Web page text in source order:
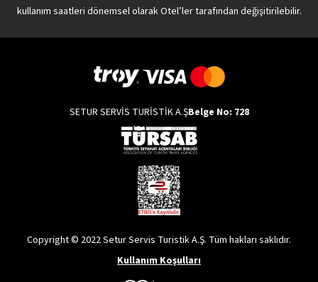
kullanım saatleri dönemsel olarak Otel’ler tarafından değişitirilebilir.
SETUR SERVİS TURİSTİK A.ŞBelge No: 728
Copyright © 2022 Setur Servis Turistik A.Ş. Tüm hakları saklıdır.
Kullanım Koşulları